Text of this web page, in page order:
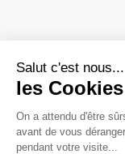
Salut c'est nous...
les
On a attendu d'être
avant de vous
pendant votre visite...